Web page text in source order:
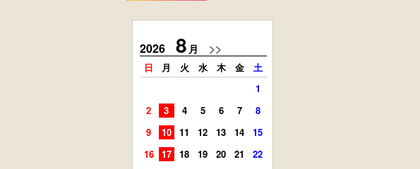
2026 8 月 >>
日 月 火 水 木 金
土
1
2
3 4 5 6 7
8
9
10 11 12 13 14
15
16
17 18 19 20 21
22